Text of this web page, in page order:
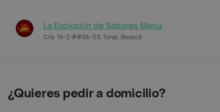
La Explosión de Sabores Menú
Cra. 16-2 ##36-03, Tunja, Boyacá
¿Quieres pedir a domicilio?